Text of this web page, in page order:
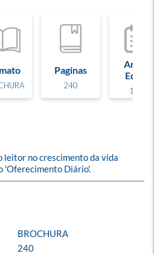
Paginas
240
Ano de
Edição
1983
no crescimento da vida
'Oferecimento Diário'.
BROCHURA
240